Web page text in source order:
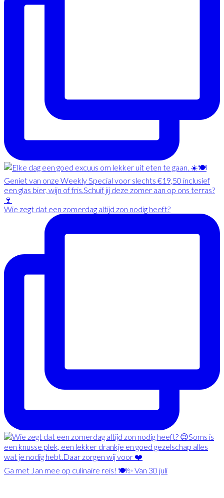
Wie zegt dat een zomerdag altijd zon nodig heeft?
Ga met Jan mee op culinaire reis! 🍽️✨ Van 30 juli